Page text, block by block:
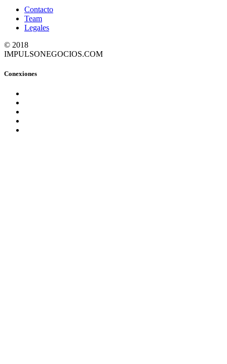
Contacto
Team
Legales
© 2018
IMPULSONEGOCIOS.COM
Conexiones